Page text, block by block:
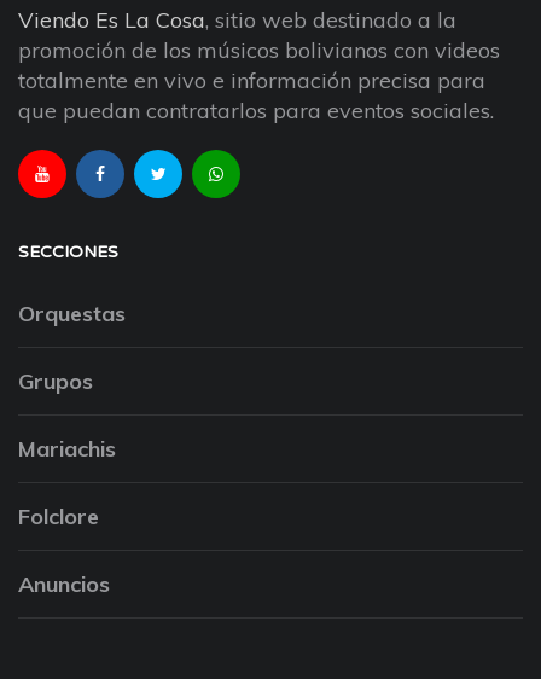
Viendo Es La Cosa, sitio web destinado a la
promoción de los músicos bolivianos con videos
totalmente en vivo e información precisa para
que puedan contratarlos para eventos sociales.
SECCIONES
Orquestas
Grupos
Mariachis
Folclore
Anuncios